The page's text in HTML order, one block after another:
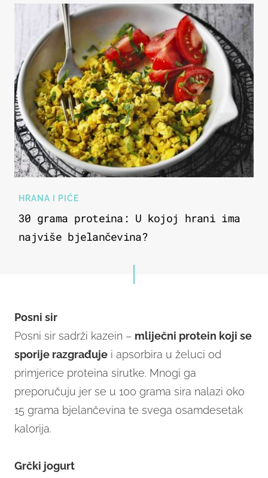
HRANA I PIĆE
30 grama proteina: U kojoj hrani ima
najviše bjelančevina?
Posni sir
Posni sir sadrži kazein – mliječni protein koji se
sporije razgrađuje i apsorbira u želuci od
primjerice proteina sirutke. Mnogi ga
preporučuju jer se u 100 grama sira nalazi oko
15 grama bjelančevina te svega osamdesetak
kalorija.
Grčki jogurt